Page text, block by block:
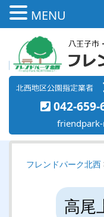
042-659-
フレンドパーク北西
高尾
MENU